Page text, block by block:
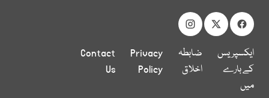
ایکسپریس
کے بارے
میں
ضابطہ
اخلاق
Privacy
Policy
Contact
Us